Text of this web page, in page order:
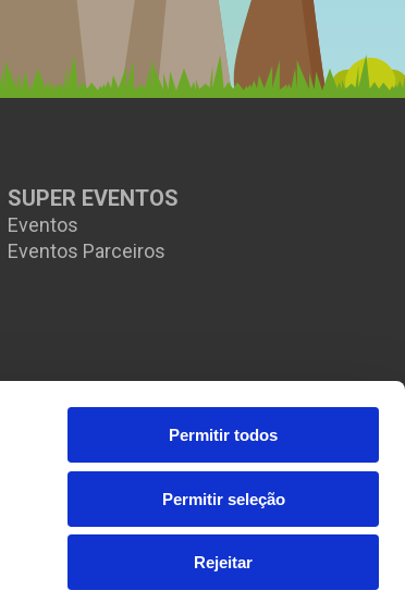
Permitir todos
Permitir seleção
Rejeitar
SUPER EVENTOS
Eventos
Eventos Parceiros